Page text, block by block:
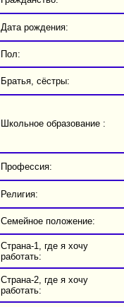
Дата рождения:
Пол:
Братья, сёстры:
Школьное образование :
Профессия:
Религия:
Семейное положение:
Страна-1, где я хочу
работать:
Страна-2, где я хочу
работать: